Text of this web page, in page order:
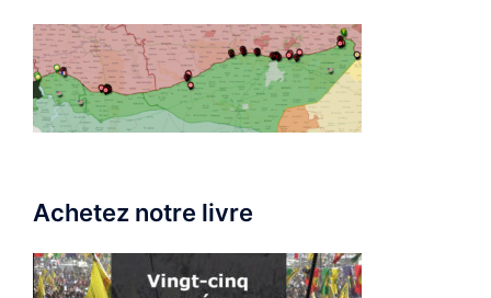
Achetez notre livre